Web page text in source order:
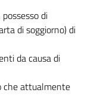
di
di soggiorno) di
da causa di
che attualmente